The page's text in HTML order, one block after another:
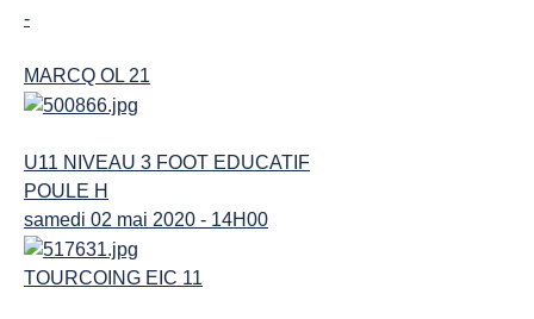
-
MARCQ OL 21
U11 NIVEAU 3 FOOT EDUCATIF
POULE H
samedi 02 mai 2020 - 14H00
TOURCOING EIC 11